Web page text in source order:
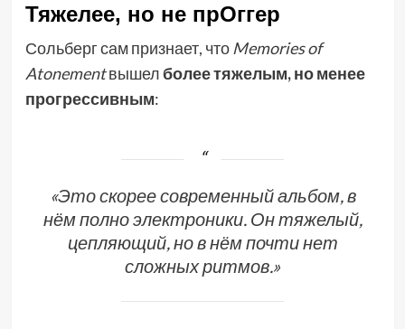
Тяжелее, но не прОггер
Сольберг сам признает, что Memories of
Atonementвышелболее тяжелым, но менее
прогрессивным:
«Это скорее современный альбом, в
нём полно электроники. Он тяжелый,
цепляющий, но в нём почти нет
сложных ритмов.»